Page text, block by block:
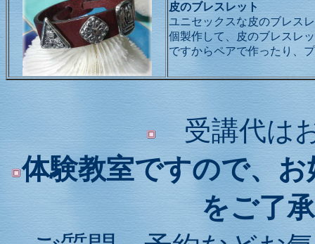
皮のブレスレット
ユニセックスな皮のブレス
個製作して、皮のブレスレ
ですからペアで作ったり、
受講代は
体験教室ですので、
をご了